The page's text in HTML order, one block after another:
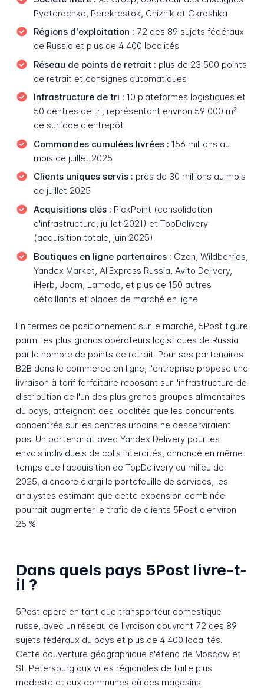
Pyaterochka, Perekrestok, Chizhik et Okroshka
Régions d'exploitation : 72 des 89 sujets fédéraux
de Russia et plus de 4 400 localités
Réseau de points de retrait : plus de 23 500 points
de retrait et consignes automatiques
Infrastructure de tri : 10 plateformes logistiques et
50 centres de tri, représentant environ 59 000 m²
de surface d'entrepôt
Commandes cumulées livrées : 156 millions au
mois de juillet 2025
Clients uniques servis : près de 30 millions au mois
de juillet 2025
Acquisitions clés : PickPoint (consolidation
d'infrastructure, juillet 2021) et TopDelivery
(acquisition totale, juin 2025)
Boutiques en ligne partenaires : Ozon, Wildberries,
Yandex Market, AliExpress Russia, Avito Delivery,
iHerb, Joom, Lamoda, et plus de 150 autres
détaillants et places de marché en ligne
En termes de positionnement sur le marché, 5Post figure
parmi les plus grands opérateurs logistiques de Russia
par le nombre de points de retrait. Pour ses partenaires
B2B dans le commerce en ligne, l'entreprise propose une
livraison à tarif forfaitaire reposant sur l'infrastructure de
distribution de l'un des plus grands groupes alimentaires
du pays, atteignant des localités que les concurrents
concentrés sur les centres urbains ne desserviraient
pas. Un partenariat avec Yandex Delivery pour les
envois individuels de colis intercités, annoncé en même
temps que l'acquisition de TopDelivery au milieu de
2025, a encore élargi le portefeuille de services, les
analystes estimant que cette expansion combinée
pourrait augmenter le trafic de clients 5Post d'environ
25 %.
Dans quels pays 5Post livre-t-
il ?
5Post opère en tant que transporteur domestique
russe, avec un réseau de livraison couvrant 72 des 89
sujets fédéraux du pays et plus de 4 400 localités.
Cette couverture géographique s'étend de Moscow et
St. Petersburg aux villes régionales de taille plus
modeste et aux communes où des magasins